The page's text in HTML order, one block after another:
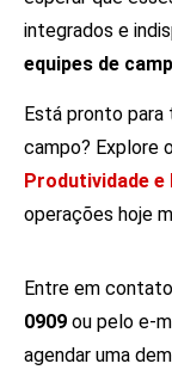
integrados e
equipes de
Está pronto para
campo? Explore
Produtividade
operações hoje
Entre em
0909 ou pelo e-
agendar uma